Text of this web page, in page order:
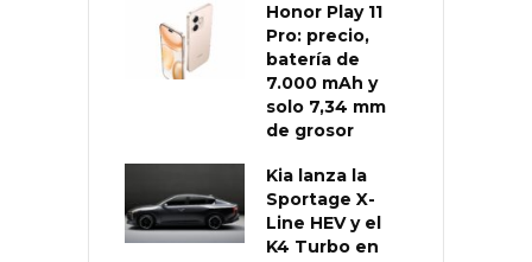
Honor Play 11
Pro: precio,
batería de
7.000 mAh y
solo 7,34 mm
de grosor
Kia lanza la
Sportage X-
Line HEV y el
K4 Turbo en